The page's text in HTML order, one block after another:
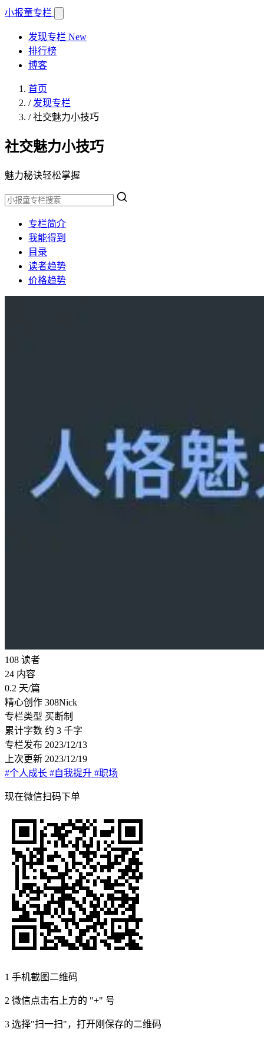
小报童专栏
发现专栏 New
排行榜
博客
首页
/ 发现专栏
/社交魅力小技巧
社交魅力小技巧
魅力秘诀轻松掌握
专栏简介
我能得到
目录
读者趋势
价格趋势
108 读者
24 内容
0.2 天/篇
精心创作 308Nick
专栏类型 买断制
累计字数 约 3 千字
专栏发布 2023/12/13
上次更新 2023/12/19
#个人成长 #自我提升 #职场
现在微信扫码下单
1 手机截图二维码
2 微信点击右上方的 "+" 号
3 选择"扫一扫"，打开刚保存的二维码